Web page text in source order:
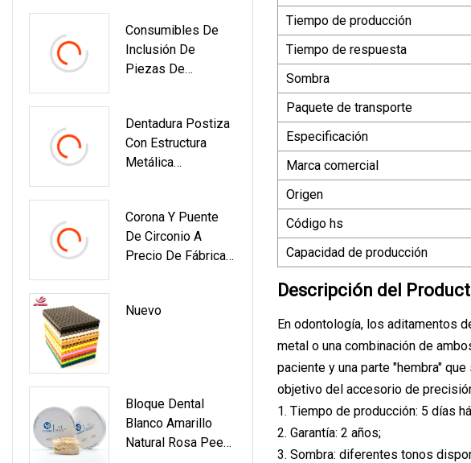
Consumibles De
Inclusión De
Piezas De
Extraíbles
Dentadura Postiza
Con Estructura
Metálica
Corona Y Puente
De Circonio A
Precio De Fábrica
De China
Nuevo
Bloque Dental
Blanco Amarillo
Natural Rosa Peek
Tiempo de producción
Tiempo de respuesta
Sombra
Paquete de transporte
Especificación
Marca comercial
Origen
Código hs
Capacidad de producción
Descripción del
En odontología, los aditamentos
metal o una combinación de
paciente y una parte "hembra"
objetivo del accesorio de
1. Tiempo de producción: 5 días
2. Garantía: 2 años;
3. Sombra: diferentes tonos